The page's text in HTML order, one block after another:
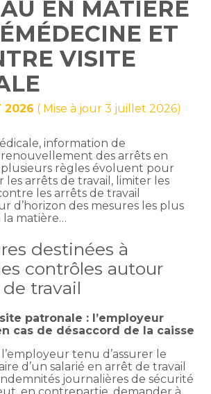
EN MATIÈRE
ET
VISITE
2026 ( Mise à jour 3 juillet 2026)
information de
renouvellement des arrêts en
règles évoluent pour
les arrêts de travail, limiter les
les arrêts de travail
d’horizon des mesures les plus
matière…
destinées à
contrôles autour
travail
patronale : l’employeur
cas de désaccord de la caisse
tenu d’assurer le
d’un salarié en arrêt de travail
journalières de sécurité
en contrepartie, demander à